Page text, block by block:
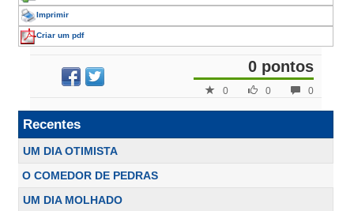
Imprimir
Criar um pdf
0 pontos
0
0
0
Recentes
UM DIA OTIMISTA
O COMEDOR DE PEDRAS
UM DIA MOLHADO